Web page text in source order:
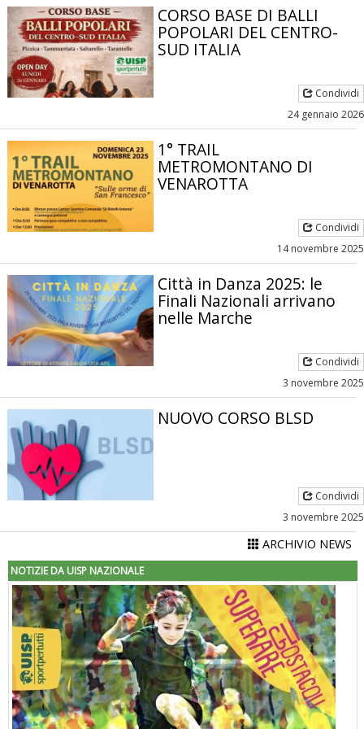
CORSO BASE DI BALLI
POPOLARI DEL CENTRO-
SUD ITALIA
Condividi
24 gennaio 2026
1° TRAIL
METROMONTANO DI
VENAROTTA
Condividi
14 novembre 2025
Città in Danza 2025: le
Finali Nazionali arrivano
nelle Marche
Condividi
3 novembre 2025
NUOVO CORSO BLSD
Condividi
3 novembre 2025
ARCHIVIO NEWS
NOTIZIE DA UISP NAZIONALE